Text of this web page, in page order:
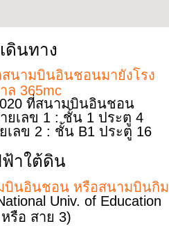
ดินทาง
นามบินอินชอนมายังโรง
ล 365mc
ที่สนามบินอินชอน
ยเลข 1 : ชั้น 1 ประตู 4
เลข 2 : ชั้น B1 ประตู 16
าใต้ดิน
บินอินชอน หรือสนามบินกิม
Univ. of Education
รือ สาย 3)